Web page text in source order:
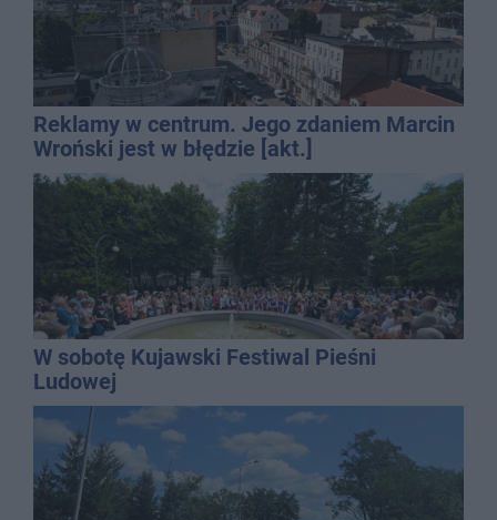
Reklamy w centrum. Jego zdaniem Marcin
Wroński jest w błędzie [akt.]
W sobotę Kujawski Festiwal Pieśni
Ludowej